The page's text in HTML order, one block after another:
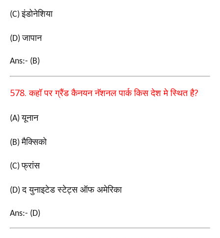
(C)इंडोनेशिया
(D)जापान
Ans:- (B)
578.कहॉ पर ग्रैंड कैनयन नॅशनल पार्क किस देश मे स्थित है?
(A)यूनान
(B)मैक्सिको
(C)फ्रांस
(D)द युनाइटेड स्टेट्स ऑफ अमेरिका
Ans:- (D)